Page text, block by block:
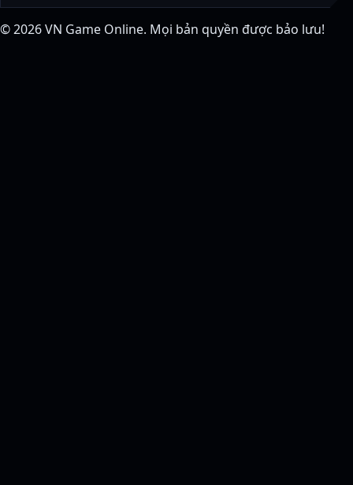
© 2026VN Game Online. Mọi bản quyền được bảo lưu!